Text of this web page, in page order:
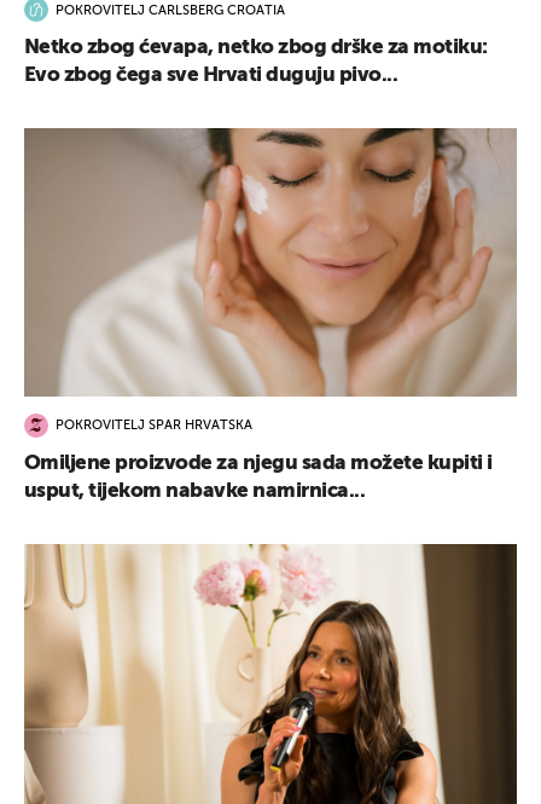
POKROVITELJ CARLSBERG CROATIA
Netko zbog ćevapa, netko zbog drške za motiku:
Evo zbog čega sve Hrvati duguju pivo...
POKROVITELJ SPAR HRVATSKA
Omiljene proizvode za njegu sada možete kupiti i
usput, tijekom nabavke namirnica...